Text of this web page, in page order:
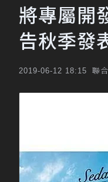
將專屬
告秋季發
2019-06-12 18:15 聯